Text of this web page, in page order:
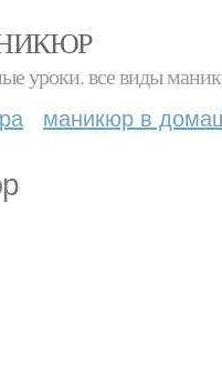
уроки. все виды
маникюр в